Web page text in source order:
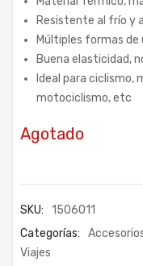
Resistente al frío y
Múltiples formas de
Buena elasticidad,
Ideal para ciclismo,
motociclismo, etc
Agotado
SKU:
1506011
Categorías:
Viajes